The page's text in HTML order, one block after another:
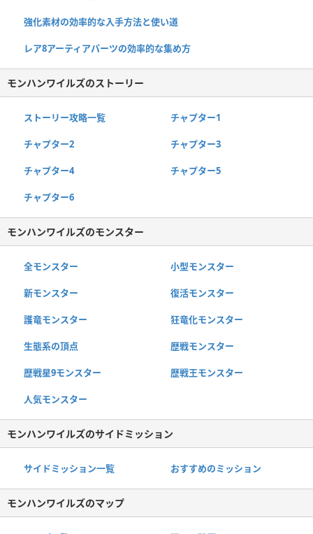
強化素材の効率的な入手方法と使い道
レア8アーティアパーツの効率的な集め方
モンハンワイルズのストーリー
ストーリー攻略一覧 チャプター1
チャプター2 チャプター3
チャプター4 チャプター5
チャプター6
モンハンワイルズのモンスター
全モンスター 小型モンスター
新モンスター 復活モンスター
護竜モンスター 狂竜化モンスター
生態系の頂点 歴戦モンスター
歴戦星9モンスター 歴戦王モンスター
人気モンスター
モンハンワイルズのサイドミッション
サイドミッション一覧 おすすめのミッション
モンハンワイルズのマップ